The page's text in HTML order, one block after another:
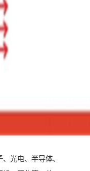
光电、半导体、